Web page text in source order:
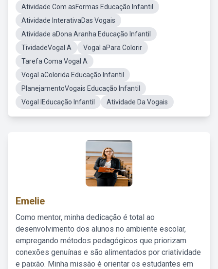
Atividade Com asFormas Educação Infantil
Atividade InterativaDas Vogais
Atividade aDona Aranha Educação Infantil
TividadeVogal A
Vogal aPara Colorir
Tarefa Coma Vogal A
Vogal aColorida Educação Infantil
PlanejamentoVogais Educação Infantil
Vogal IEducação Infantil
Atividade Da Vogais
Emelie
Como mentor, minha dedicação é total ao
desenvolvimento dos alunos no ambiente escolar,
empregando métodos pedagógicos que priorizam
conexões genuínas e são alimentados por criatividade
e paixão. Minha missão é orientar os estudantes em